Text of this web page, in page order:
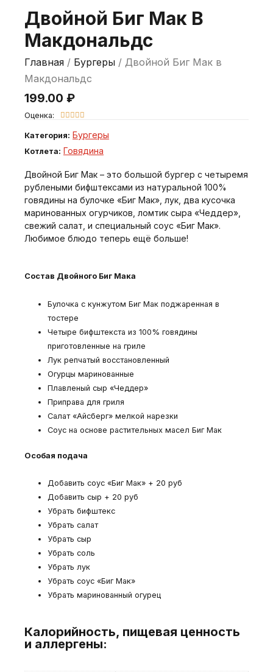
Двойной Биг Мак В
Макдональдс
Главная / Бургеры / Двойной Биг Мак в
Макдональдс
199.00 ₽
Оценка: 
Категория: Бургеры
Котлета: Говядина
Двойной Биг Мак – это большой бургер с четыремя
рублеными бифштексами из натуральной 100%
говядины на булочке «Биг Мак», лук, два кусочка
маринованных огурчиков, ломтик сыра «Чеддер»,
свежий салат, и специальный соус «Биг Мак».
Любимое блюдо теперь ещё больше!
Состав Двойного Биг Мака
Булочка с кунжутом Биг Мак поджаренная в
тостере
Четыре бифштекста из 100% говядины
приготовленные на гриле
Лук репчатый восстановленный
Огурцы маринованные
Плавленый сыр «Чеддер»
Приправа для гриля
Салат «Айсберг» мелкой нарезки
Соус на основе растительных масел Биг Мак
Особая подача
Добавить соус «Биг Мак» + 20 руб
Добавить сыр + 20 руб
Убрать бифштекс
Убрать салат
Убрать сыр
Убрать соль
Убрать лук
Убрать соус «Биг Мак»
Убрать маринованный огурец
Калорийность, пищевая ценность
и аллергены: